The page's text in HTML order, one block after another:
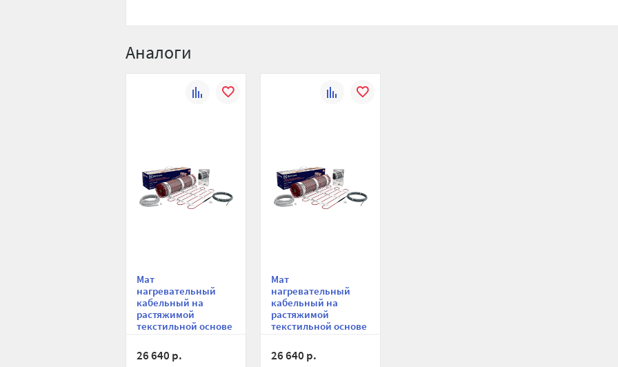
Аналоги
Мат
нагревательный
кабельный на
растяжимой
текстильной основе
пола) Electrolux Easy
Fix Mat EEFM 2-150-
26 640 р.
Мат
нагревательный
кабельный на
растяжимой
текстильной основе
пола) Electrolux Easy
Fix Mat EEFM 2-150-
26 640 р.